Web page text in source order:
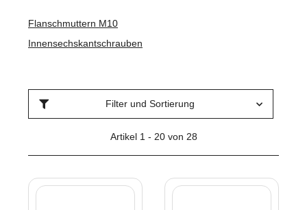
Flanschmuttern M10
Innensechskantschrauben
Filter und Sortierung
Artikel 1 - 20 von 28